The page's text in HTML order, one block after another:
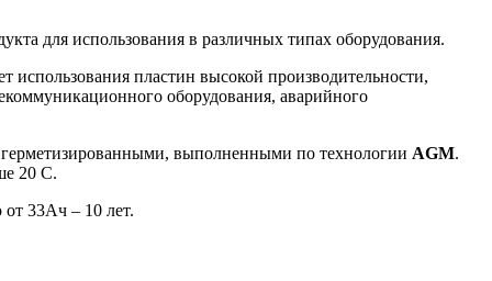
для использования в различных типах оборудования.
использования пластин высокой производительности,
оборудования, аварийного
выполненными по технологии AGM.
20 С.
от 33Ач – 10 лет.